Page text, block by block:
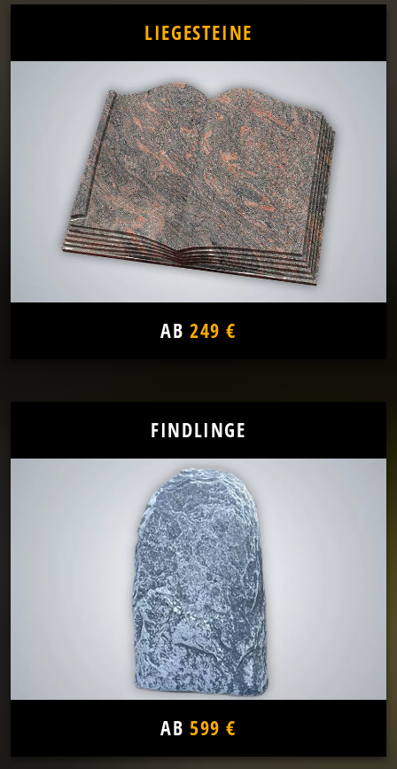
LIEGESTEINE
AB 249 €
FINDLINGE
AB 599 €